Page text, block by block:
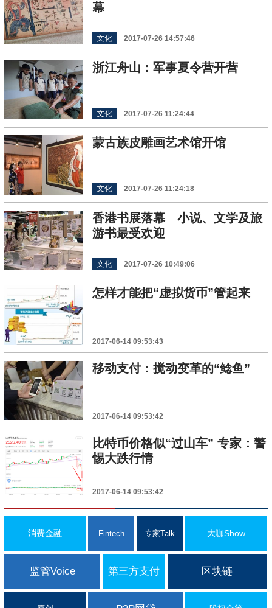
幕
文化 2017-07-26 14:57:46
浙江舟山：军事夏令营开营
文化 2017-07-26 11:24:44
蒙古族皮雕画艺术馆开馆
文化 2017-07-26 11:24:18
香港书展落幕 小说、文学及旅
游书最受欢迎
文化 2017-07-26 10:49:06
怎样才能把“虚拟货币”管起来
2017-06-14 09:53:43
移动支付：搅动变革的“鲶鱼”
2017-06-14 09:53:42
比特币价格似“过山车” 专家：警
惕大跌行情
2017-06-14 09:53:42
消费金融 Fintech 专家Talk 大咖Show
监管Voice 第三方支付 区块链